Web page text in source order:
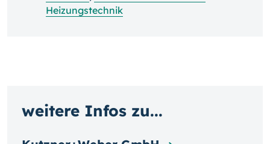
Heizungstechnik
weitere Infos zu...